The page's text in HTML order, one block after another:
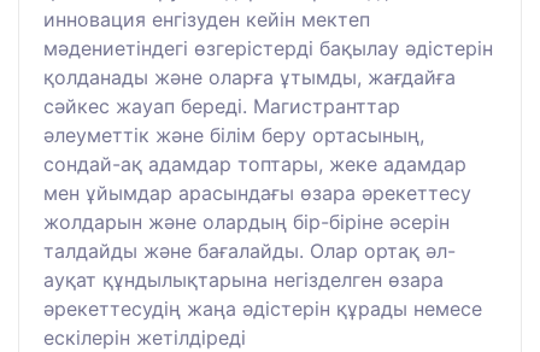
инновация енгізуден кейін мектеп
мәдениетіндегі өзгерістерді бақылау әдістерін
қолданады және оларға ұтымды, жағдайға
сәйкес жауап береді. Магистранттар
әлеуметтік және білім беру ортасының,
сондай-ақ адамдар топтары, жеке адамдар
мен ұйымдар арасындағы өзара әрекеттесу
жолдарын және олардың бір-біріне әсерін
талдайды және бағалайды. Олар ортақ әл-
ауқат құндылықтарына негізделген өзара
әрекеттесудің жаңа әдістерін құрады немесе
ескілерін жетілдіреді